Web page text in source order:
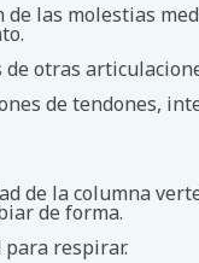
de las molestias
otras
de tendones,
de la columna
de forma.
respirar.